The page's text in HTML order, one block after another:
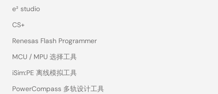
e² studio
CS+
Renesas Flash Programmer
MCU / MPU 选择工具
iSim:PE 离线模拟工具
PowerCompass 多轨设计工具